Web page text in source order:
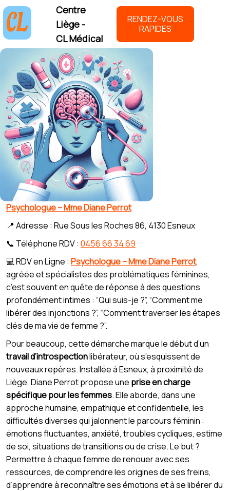
Centre
Liège -
CL Médical
RENDEZ-VOUS
RAPIDES
Psychologue – Mme Diane Perrot
📍 Adresse : Rue Sous les Roches 86, 4130 Esneux
📞 Téléphone RDV : 0456 66 34 69
💻 RDV en Ligne : Psychologue – Mme Diane Perrot,
agréée et spécialistes des problématiques féminines,
c’est souvent en quête de réponse à des questions
profondément intimes : “Qui suis-je ?”, “Comment me
libérer des injonctions ?”, “Comment traverser les étapes
clés de ma vie de femme ?”.
Pour beaucoup, cette démarche marque le début d’un
travail d’introspectionlibérateur, où s’esquissent de
nouveaux repères. Installée à Esneux, à proximité de
Liège, Diane Perrot propose une prise en charge
spécifique pour les femmes. Elle aborde, dans une
approche humaine, empathique et confidentielle, les
difficultés diverses qui jalonnent le parcours féminin :
émotions fluctuantes, anxiété, troubles cycliques, estime
de soi, situations de transitions ou de crise. Le but ?
Permettre à chaque femme de renouer avec ses
ressources, de comprendre les origines de ses freins,
d’apprendre à reconnaître ses émotions et à se libérer du